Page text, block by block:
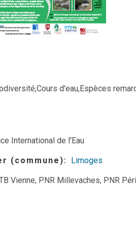
d'eau,Espèces
International de l'Eau
(commune) Limoges
Vienne, PNR Millevaches, PNR